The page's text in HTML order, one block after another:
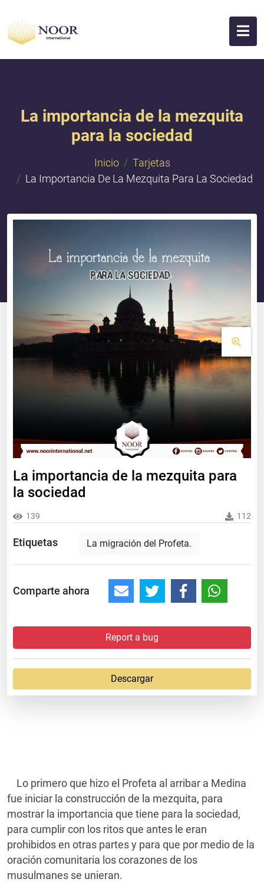
La importancia de la mezquita
para la sociedad
Inicio
Tarjetas
La Importancia De La Mezquita Para La Sociedad
La importancia de la mezquita para
la sociedad
139 112
Etiquetas La migración del Profeta.
Comparte ahora
Report a bug
Descargar
Lo primero que hizo el Profeta al arribar a Medina
fue iniciar la construcción de la mezquita, para
mostrar la importancia que tiene para la sociedad,
para cumplir con los ritos que antes le eran
prohibidos en otras partes y para que por medio de la
oración comunitaria los corazones de los
musulmanes se unieran.